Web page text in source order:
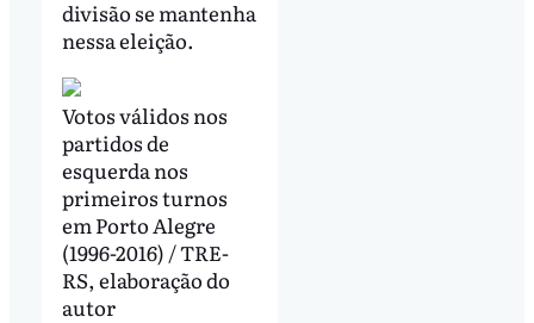
divisão se mantenha
nessa eleição.
Votos válidos nos
partidos de
esquerda nos
primeiros turnos
em Porto Alegre
(1996-2016) / TRE-
RS, elaboração do
autor